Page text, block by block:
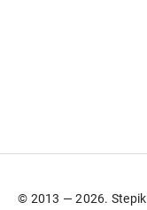
© 2013 — 2026. Stepik